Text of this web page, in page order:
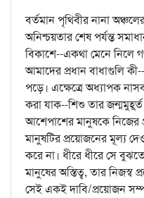
বর্তমান পৃথিবীর নানা
অনিশ্চয়তার শেষ পর্যন্ত
বিকাশে--একথা মেনে নিলে
আমাদের প্রধান বাধাগুলি
পড়ে। এক্ষেত্রে অধ্যাপক
করা যাক--শিশু তার
আশেপাশের মানুষকে নিজের
মানুষটির প্রয়োজনের মূল্য
করে না। ধীরে ধীরে সে
মানুষের অস্তিত্ব, তার নিজস্ব
সেই একই দাবি/প্রয়োজন